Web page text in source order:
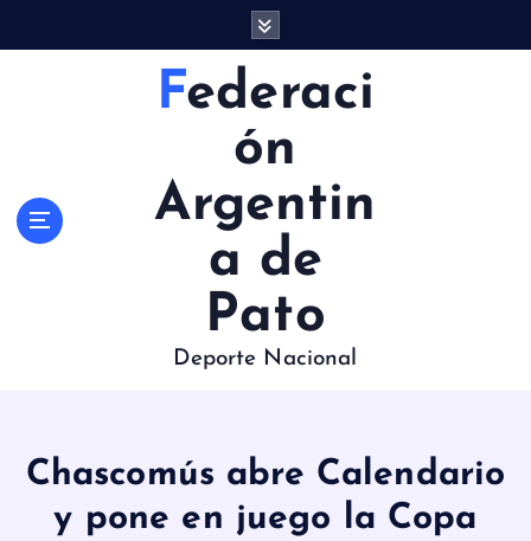
Federaci
ón
Argentin
a de
Pato
Deporte Nacional
Chascomús abre Calendario
y pone en juego la Copa